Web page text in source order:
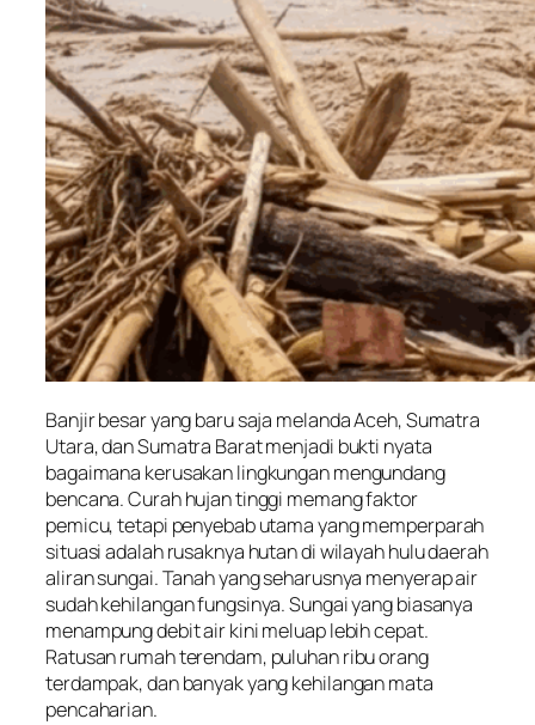
Banjir besar yang baru saja melanda Aceh, Sumatra
Utara, dan Sumatra Barat menjadi bukti nyata
bagaimana kerusakan lingkungan mengundang
bencana. Curah hujan tinggi memang faktor
pemicu, tetapi penyebab utama yang memperparah
situasi adalah rusaknya hutan di wilayah hulu daerah
aliran sungai. Tanah yang seharusnya menyerap air
sudah kehilangan fungsinya. Sungai yang biasanya
menampung debit air kini meluap lebih cepat.
Ratusan rumah terendam, puluhan ribu orang
terdampak, dan banyak yang kehilangan mata
pencaharian.